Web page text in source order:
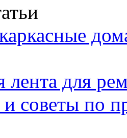
для
и советы по